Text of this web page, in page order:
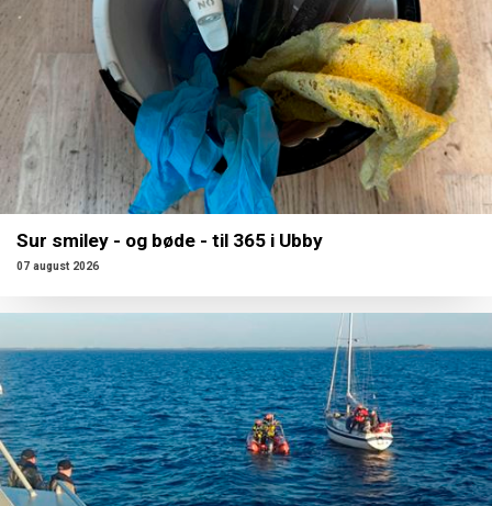
Sur smiley - og bøde - til 365 i Ubby
07 august 2026